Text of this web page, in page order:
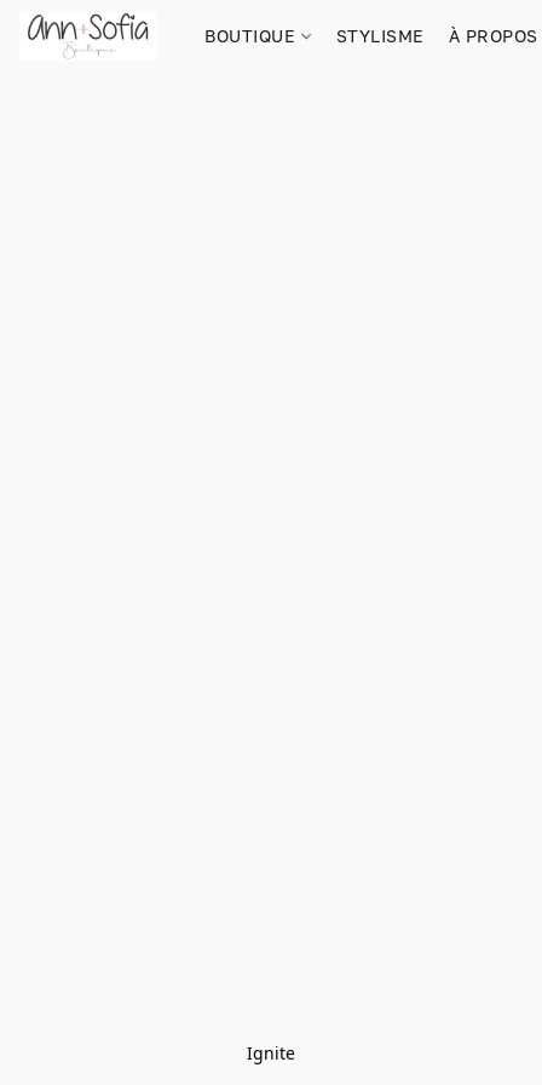
BOUTIQUE STYLISME À
Ignite